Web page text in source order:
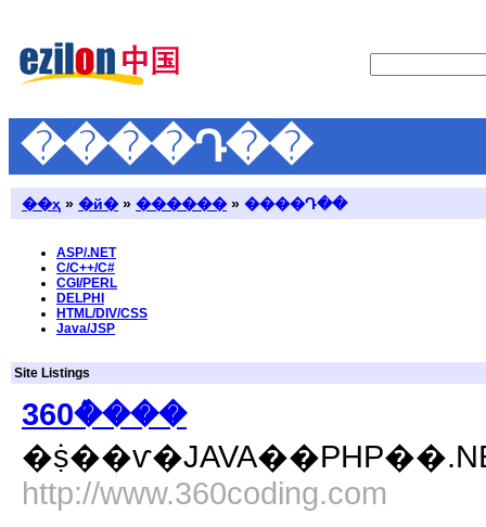
����Դ��
��ҳ » �й�» ������» ����Դ��
ASP/.NET
C/C++/C#
CGI/PERL
DELPHI
HTML/DIV/CSS
Java/JSP
Site Listings
360�ܶ���
http://www.360coding.com